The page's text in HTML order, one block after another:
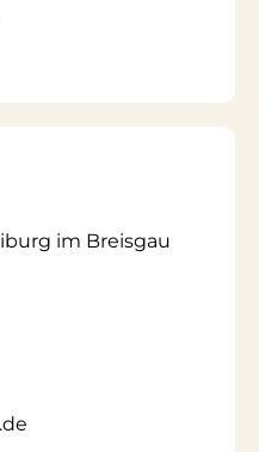
im Breisgau